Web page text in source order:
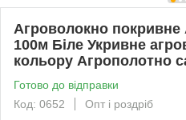
Агроволокно покривне
100м Біле Укривне
кольору Агрополотно
Готово до відправки
Код: 0652
Опт і роздріб